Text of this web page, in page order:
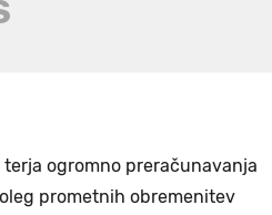
ogromno preračunavanja
prometnih obremenitev